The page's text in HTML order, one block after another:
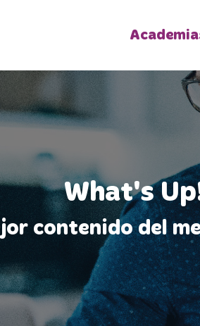
What's
contenido del